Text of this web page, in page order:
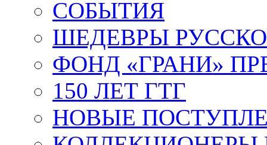
СОБЫТИЯ
ШЕДЕВРЫ
ФОНД «ГРАНИ»
150 ЛЕТ ГТГ
НОВЫЕ